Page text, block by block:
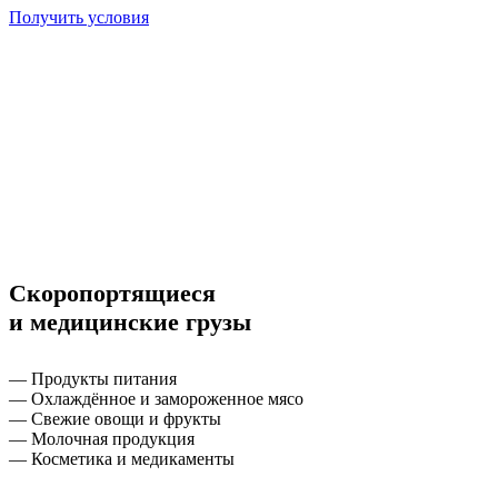
Получить условия
Скоропортящиеся
и медицинские грузы
— Продукты питания
— Охлаждённое и замороженное мясо
— Свежие овощи и фрукты
— Молочная продукция
— Косметика и медикаменты